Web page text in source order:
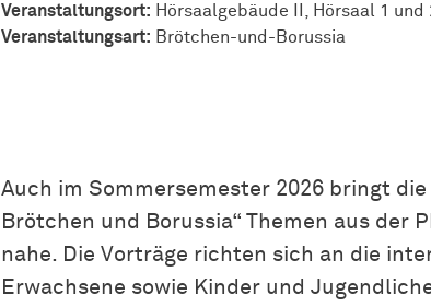
Veranstaltungsort: Hörsaalgebäude II, Hörsaal 1 und
Veran­stal­tungs­art: Brötchen-und-Borussia
Auch im Sommersemester 2026 bringt
Brötchen und Borussia“ Themen aus der
nahe. Die Vorträge richten sich an die
Erwachsene sowie Kinder und